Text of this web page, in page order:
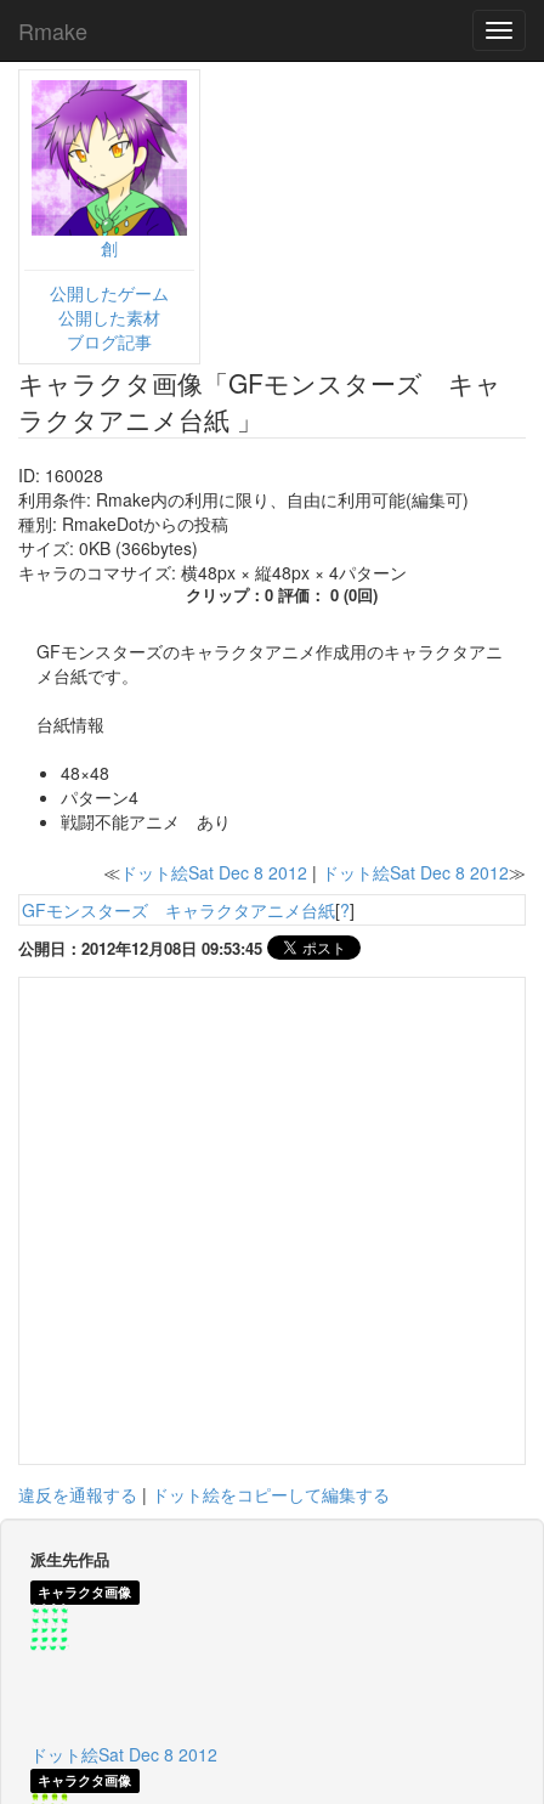
Rmake
創
公開したゲーム
公開した素材
ブログ記事
キャラクタ画像「GFモンスターズ キャ
ラクタアニメ台紙 」
ID: 160028
利用条件: Rmake内の利用に限り、自由に利用可能(編集可)
種別: RmakeDotからの投稿
サイズ: 0KB (366bytes)
キャラのコマサイズ: 横48px × 縦48px × 4パターン
クリップ：0 評価： 0 (0回)
GFモンスターズのキャラクタアニメ作成用のキャラクタアニ
メ台紙です。
台紙情報
48×48
パターン4
戦闘不能アニメ あり
≪ ドット絵Sat Dec 8 2012 | ドット絵Sat Dec 8 2012≫
GFモンスターズ キャラクタアニメ台紙[?]
公開日：2012年12月08日 09:53:45
違反を通報する | ドット絵をコピーして編集する
派生先作品
キャラクタ画像
ドット絵Sat Dec 8 2012
キャラクタ画像